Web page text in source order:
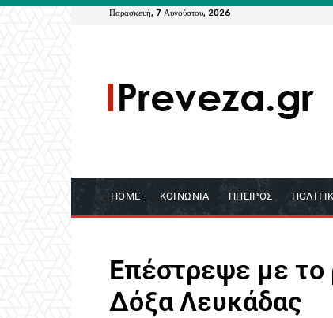
Παρασκευή, 7 Αυγούστου, 2026
HOME ΚΟΙΝΩΝΊΑ ΉΠΕΙΡΟΣ
Επέστρεψε με το
Δόξα Λευκάδας